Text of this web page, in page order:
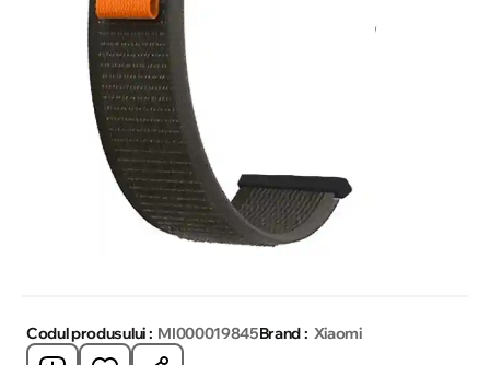
Codul produsului : MI000019845Brand : Xiaomi